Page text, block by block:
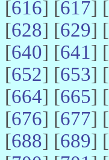
[616] [617] [
[628] [629] [
[640] [641] [
[652] [653] [
[664] [665] [
[676] [677] [
[688] [689] [